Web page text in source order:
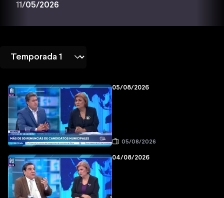
11/05/2026
05/08/2026
05/08/2026
04/08/2026